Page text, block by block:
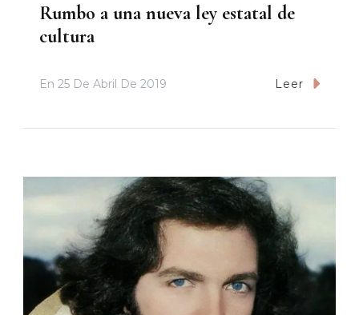
Rumbo a una nueva ley estatal de
cultura
En 25 De Abril De 2019 Leer